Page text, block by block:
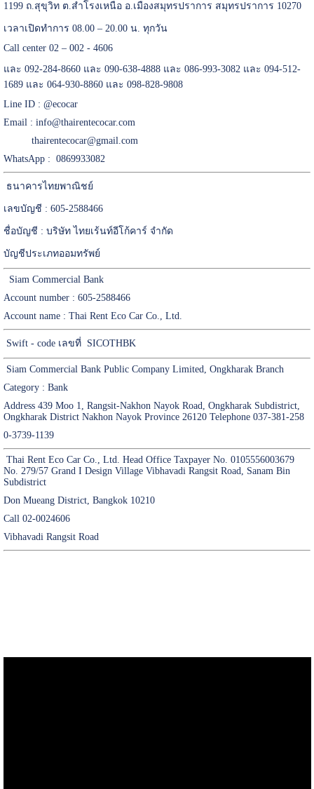
1199 ถ.สุขุวิท ต.สำโรงเหนือ อ.เมืองสมุทรปราการ สมุทรปราการ 10270
เวลาเปิดทำการ 08.00 – 20.00 น. ทุกวัน
Call center 02 – 002 - 4606
และ 092-284-8660 และ 090-638-4888 และ 086-993-3082 และ 094-512-
1689 และ 064-930-8860 และ 098-828-9808
Line ID : @ecocar
Email : info@thairentecocar.com
thairentecocar@gmail.com
WhatsApp : 0869933082
ธนาคารไทยพาณิชย์
เลขบัญชี : 605-2588466
ชื่อบัญชี : บริษัท ไทยเร้นท์อีโก้คาร์ จำกัด
บัญชีประเภทออมทรัพย์
Siam Commercial Bank
Account number : 605-2588466
Account name : Thai Rent Eco Car Co., Ltd.
Swift - code เลขที่ SICOTHBK
Siam Commercial Bank Public Company Limited, Ongkharak Branch
Category : Bank
Address 439 Moo 1, Rangsit-Nakhon Nayok Road, Ongkharak Subdistrict,
Ongkharak District Nakhon Nayok Province 26120 Telephone 037-381-258
0-3739-1139
Thai Rent Eco Car Co., Ltd. Head Office Taxpayer No. 0105556003679
No. 279/57 Grand I Design Village Vibhavadi Rangsit Road, Sanam Bin
Subdistrict
Don Mueang District, Bangkok 10210
Call 02-0024606
Vibhavadi Rangsit Road